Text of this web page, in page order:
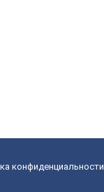
конфиденциальности